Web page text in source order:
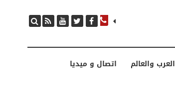
مصدر سعودي لـCNN: التطبيع مع إسرائيل مرهون بمسار لا رجعة فيه نحو إقامة دولة فلسطينية
العرب والعالم اتصال و ميديا